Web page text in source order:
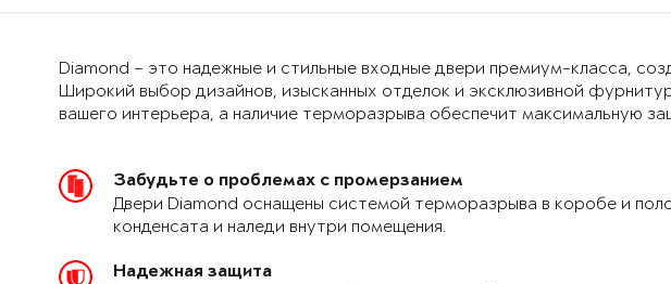
Diamond – это надежные и стильные входные двери премиум-класса,
Широкий выбор дизайнов, изысканных отделок и эксклюзивной
вашего интерьера, а наличие терморазрыва обеспечит максимальную
Забудьте о проблемах с промерзанием
Двери Diamond оснащены системой терморазрыва в коробе и
конденсата и наледи внутри помещения.
Надежная защита